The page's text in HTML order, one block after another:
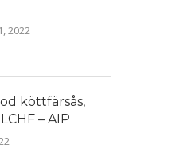
2022
köttfärsås,
– AIP